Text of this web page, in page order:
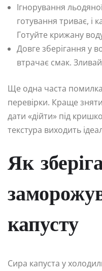
Ігнорування
готування триває, і
Готуйте крижану
Довге зберігання у
втрачає смак.
Ще одна часта
перевірки. Краще
дати «дійти» під
текстура виходить
Як
капусту
Сира капуста у